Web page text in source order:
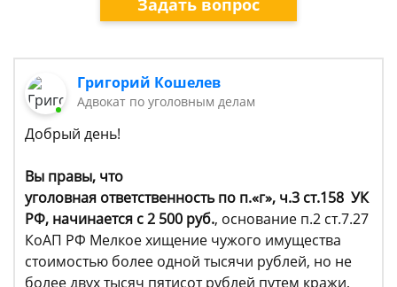
Григорий Кошелев
Адвокат по уголовным делам
Добрый день!
Вы правы, что
уголовная ответственность по п.«г», ч.3 ст.158 УК
РФ, начинается с 2 500 руб., основание п.2 ст.7.27
КоАП РФ Мелкое хищение чужого имущества
стоимостью более одной тысячи рублей, но не
более двух тысяч пятисот рублей путем кражи,